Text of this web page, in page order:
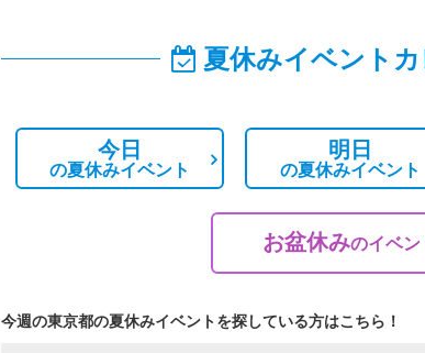
夏休みイベント
今日
の夏休みイベント
明日
の夏休みイベント
お盆休みのイベン
今週の東京都の夏休みイベントを探している方はこちら！